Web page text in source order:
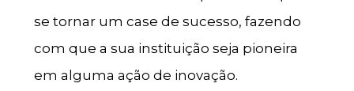
se tornar um case de sucesso, fazendo
com que a sua instituição seja pioneira
em alguma ação de inovação.